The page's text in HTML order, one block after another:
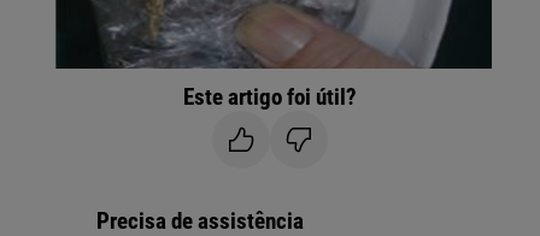
Este artigo foi útil?
Precisa de assistência